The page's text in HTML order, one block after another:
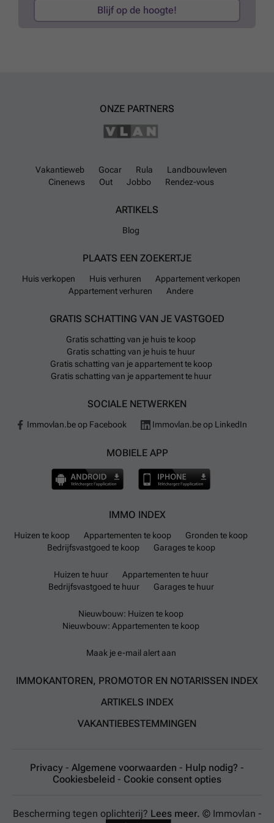
Blijf op de hoogte!
ONZE PARTNERS
Vakantieweb Gocar Rula
Landbouwleven
Cinenews
Out Jobbo Rendez-vous
ARTIKELS
Blog
PLAATS EEN ZOEKERTJE
Huis verkopen Huis verhuren
Appartement verkopen
Appartement verhuren
Andere
GRATIS SCHATTING VAN JE VASTGOED
Gratis schatting van je huis te koop
Gratis schatting van je huis te huur
Gratis schatting van je appartement te koop
Gratis schatting van je appartement te huur
SOCIALE NETWERKEN
Immovlan.be op Facebook Immovlan.be op LinkedIn
MOBIELE APP
IMMO INDEX
Huizen te koop Appartementen te koop
Gronden te koop
Bedrijfsvastgoed te koop
Garages te koop
Huizen te huur
Appartementen te huur
Bedrijfsvastgoed te huur
Garages te huur
Nieuwbouw: Huizen te koop
Nieuwbouw: Appartementen te koop
Maak je e-mail alert aan
IMMOKANTOREN, PROMOTOR EN NOTARISSEN INDEX
ARTIKELS INDEX
VAKANTIEBESTEMMINGEN
Privacy - Algemene voorwaarden - Hulp nodig? -
Cookiesbeleid - Cookie consent opties
Bescherming tegen oplichterij? Lees meer. © Immovlan -